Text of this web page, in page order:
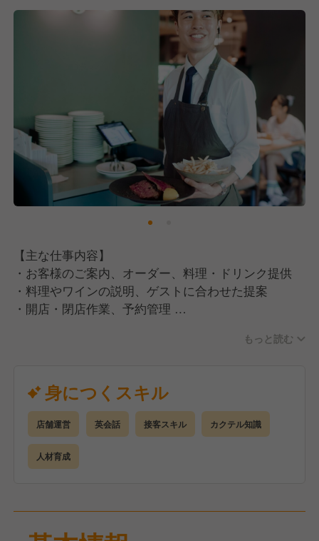
【主な仕事内容】
・お客様のご案内、オーダー、料理・ドリンク提供
・料理やワインの説明、ゲストに合わせた提案
・開店・閉店作業、予約管理
入社時点ですべてをお任せするわけではありません。
まずはレストランサービスを中心に担当し、希望や適
性に応じてBAR業務やレセプション対応へ仕事の幅を
広げていただきます。
もっと読む
身につくスキル
店舗運営 英会話 接客スキル カクテル知識
人材育成